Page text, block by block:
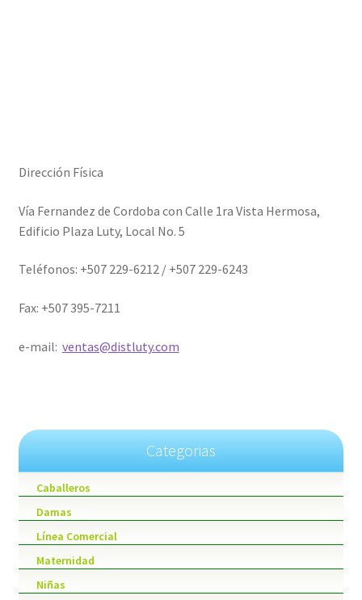
Dirección Física
Vía Fernandez de Cordoba con Calle 1ra Vista Hermosa,
Edificio Plaza Luty, Local No. 5
Teléfonos: +507 229-6212 / +507 229-6243
Fax: +507 395-7211
e-mail: ventas@distluty.com
Categorias
Caballeros
Damas
Línea Comercial
Maternidad
Niñas